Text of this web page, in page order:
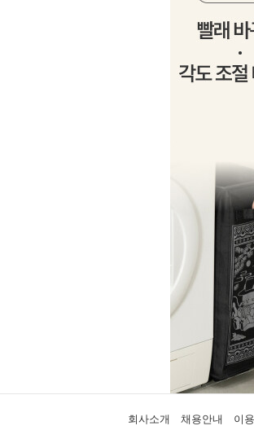
회사소개 채용안내 이